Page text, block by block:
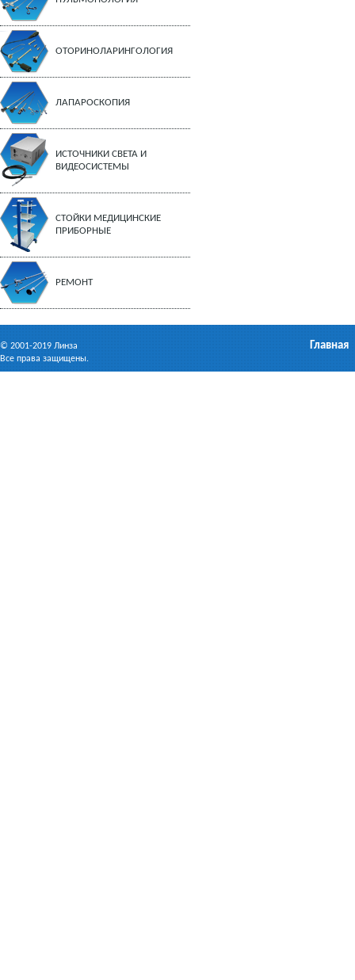
ОТОРИНОЛАРИНГОЛОГИЯ
ЛАПАРОСКОПИЯ
ИСТОЧНИКИ СВЕТА И
ВИДЕОСИСТЕМЫ
СТОЙКИ МЕДИЦИНСКИЕ
ПРИБОРНЫЕ
РЕМОНТ
© 2001-2019 Линза
Все права защищены.
Главная